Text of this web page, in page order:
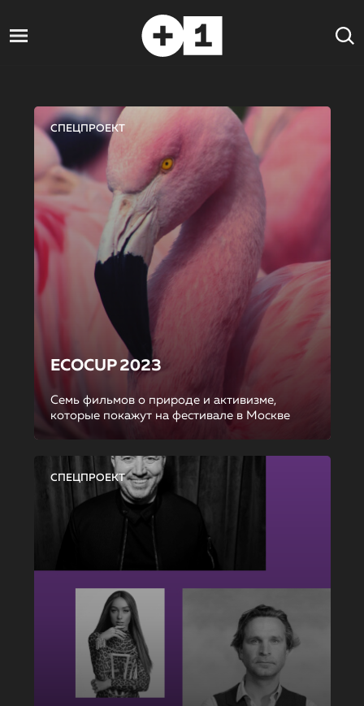
СПЕЦПРОЕКТ
ECOCUP 2023
Семь фильмов о природе и активизме,
которые покажут на фестивале в Москве
СПЕЦПРОЕКТ